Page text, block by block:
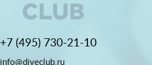
+7 (495) 730-21-10
info@diveclub.ru